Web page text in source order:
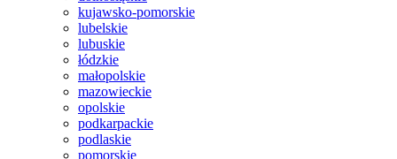
kujawsko-pomorskie
lubelskie
lubuskie
łódzkie
małopolskie
mazowieckie
opolskie
podkarpackie
podlaskie
pomorskie